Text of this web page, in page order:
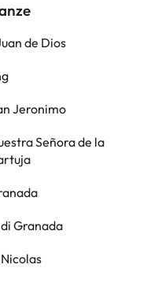
de Dios
Jeronimo
Señora de la
Granada